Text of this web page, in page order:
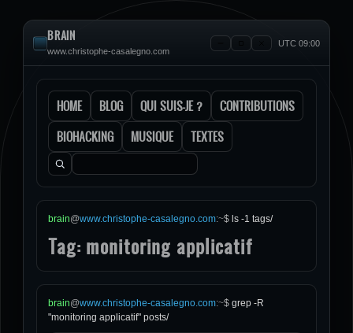
BRAIN
www.christophe-casalegno.com
UTC 09:00
HOME BLOG QUI SUIS-JE ?
CONTRIBUTIONS
BIOHACKING
MUSIQUE TEXTES
Rechercher :
brain@www.christophe-casalegno.com:~$ ls -1 tags/
Tag: monitoring applicatif
brain@www.christophe-casalegno.com:~$ grep -R
"monitoring applicatif" posts/